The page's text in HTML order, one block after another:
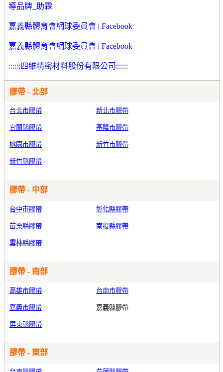
導品牌_助霖
嘉義縣體育會網球委員會 | Facebook
嘉義縣體育會網球委員會 | Facebook
::::::四維精密材料股份有限公司::::::
膠帶 - 北部
台北市膠帶 新北市膠帶
宜蘭縣膠帶 基隆市膠帶
桃園市膠帶 新竹市膠帶
新竹縣膠帶
膠帶 - 中部
台中市膠帶 彰化縣膠帶
苗栗縣膠帶 南投縣膠帶
雲林縣膠帶
膠帶 - 南部
高雄市膠帶 台南市膠帶
嘉義市膠帶 嘉義縣膠帶
屏東縣膠帶
膠帶 - 東部